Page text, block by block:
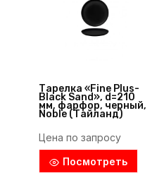
Тарелка «Fine Plus-
Black Sand», d=210
мм, фарфор, черный,
Noble (Тайланд)
Цена по запросу
Посмотреть